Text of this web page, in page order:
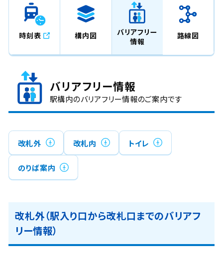
時刻表 構内図
バリアフリー
情報
路線図
バリアフリー情報
駅構内のバリアフリー情報のご案内です
改札外 改札内 トイレ
のりば案内
改札外（駅入り口から改札口までのバリアフ
リー情報）